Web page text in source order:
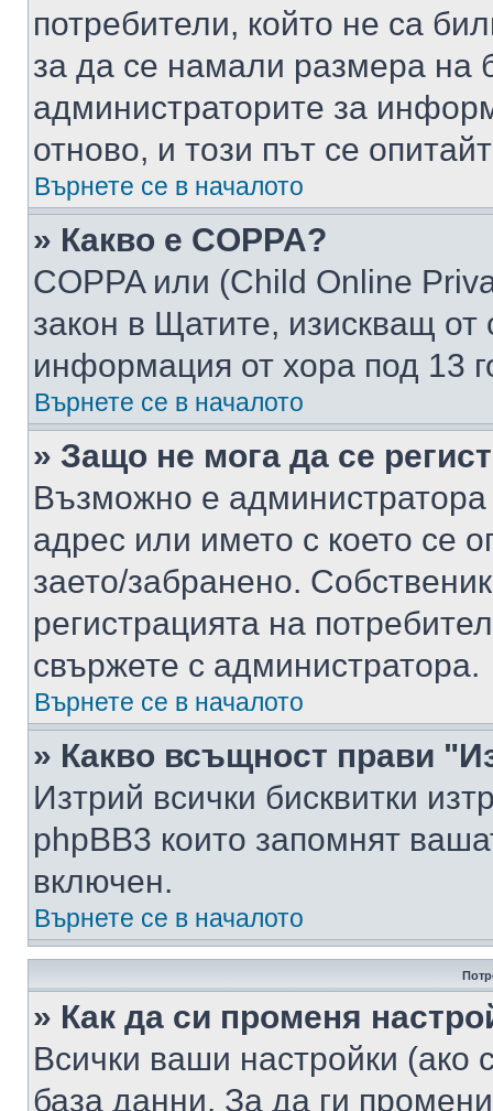
потребители, който не са
за да се намали размера на
администраторите за
отново, и този път се
Върнете се в началото
» Какво е COPPA?
COPPA или (Child Online
закон в Щатите, изискващ от
информация от хора под 13
Върнете се в началото
» Защо не мога да се
Възможно е
адрес или името с което се
заето/забранено.
регистрацията на
свържете с администратора.
Върнете се в началото
» Какво всъщност прави
Изтрий всички бисквитки
phpBB3 които запомнят
включен.
Върнете се в началото
» Как да си променя
Всички ваши настройки (ако
база данни. За да ги